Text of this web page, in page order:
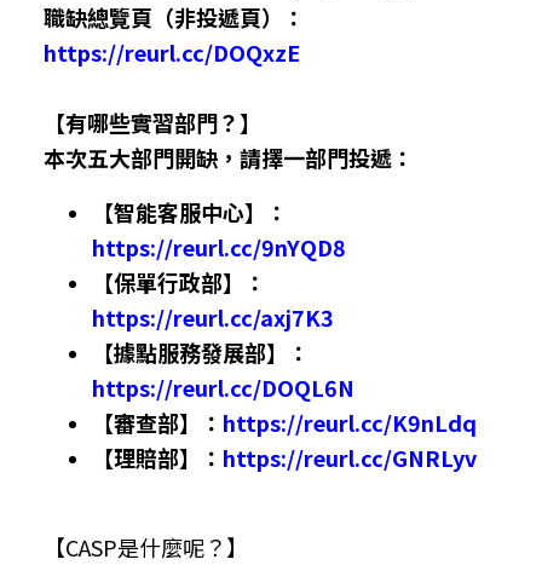
職缺總覽頁（非投遞頁）：
https://reurl.cc/DOQxzE
【有哪些實習部門？】
本次五大部門開缺，請擇一部門投遞 ：
【智能客服中心】：
https://reurl.cc/9nYQD8
【保單行政部】：
https://reurl.cc/axj7K3
【據點服務發展部】：
https://reurl.cc/DOQL6N
【審查部】： https://reurl.cc/K9nLdq
【理賠部】： https://reurl.cc/GNRLyv
【CASP是什麼呢？】